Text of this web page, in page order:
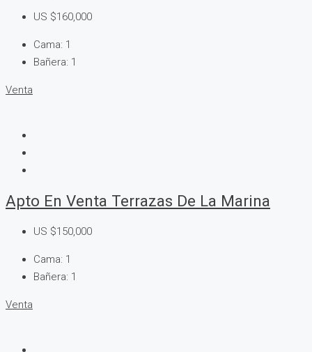
US $160,000
Cama: 1
Bañera: 1
Venta
Apto En Venta Terrazas De La Marina
US $150,000
Cama: 1
Bañera: 1
Venta